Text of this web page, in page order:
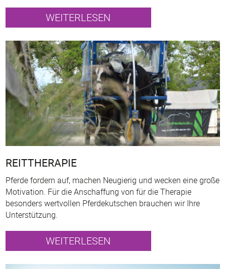
WEITERLESEN
REITTHERAPIE
Pferde fordern auf, machen Neugierig und wecken eine große
Motivation. Für die Anschaffung von für die Therapie
besonders wertvollen Pferdekutschen brauchen wir Ihre
Unterstützung.
WEITERLESEN